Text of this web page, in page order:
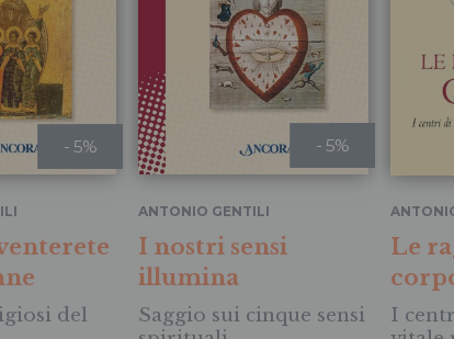
- 5%
del
- 5%
ANTONIO GENTILI
I nostri sensi
illumina
Saggio sui cinque sensi
Le
I